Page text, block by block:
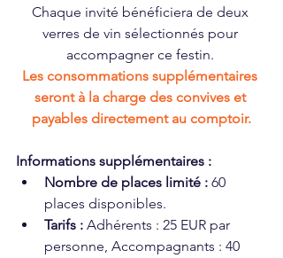
Chaque invité bénéficiera de deux
verres de vin sélectionnés pour
accompagner ce festin.
Les consommations supplémentaires
seront à la charge des convives et
payables directement au comptoir.
Informations supplémentaires :
Nombre de places limité : 60
places disponibles.
Tarifs : Adhérents : 25 EUR par
personne, Accompagnants : 40